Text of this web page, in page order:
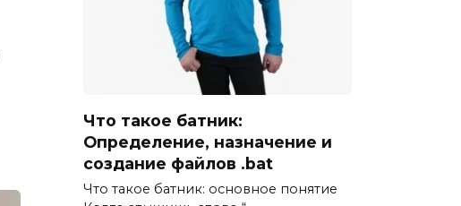
Что такое батник:
Определение, назначение и
создание файлов .bat
Что такое батник: основное понятие